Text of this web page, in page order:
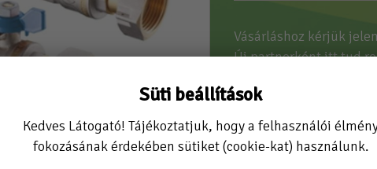
Vásárláshoz kérjük
Új partnerkéntitt tud
Süti beállítások
Kedves Látogató! Tájékoztatjuk, hogy a felhasználói
fokozásának érdekében sütiket (cookie-kat) használunk.